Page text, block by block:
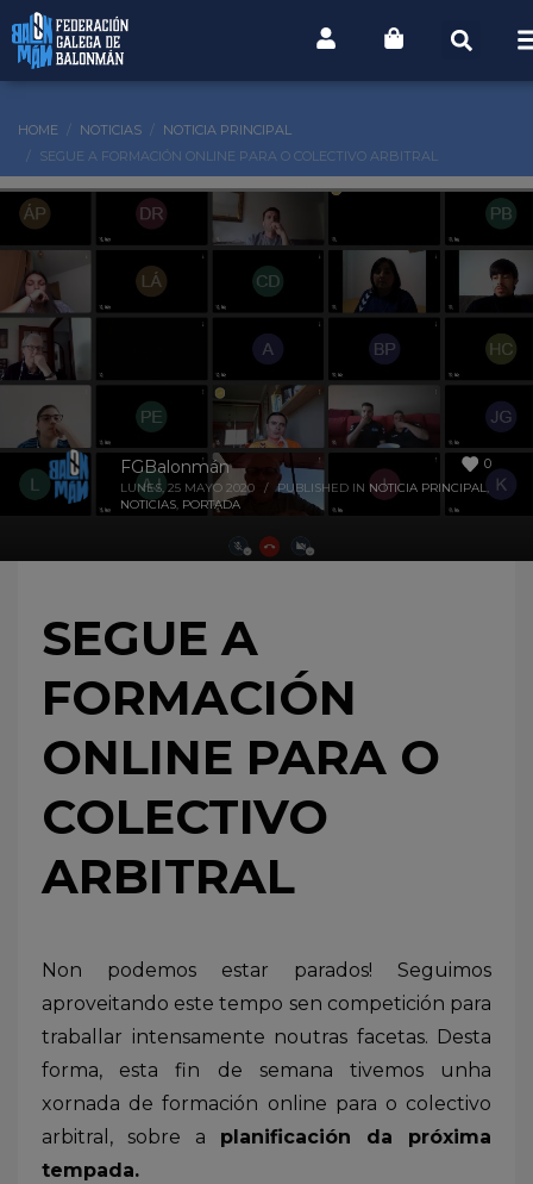
HOME NOTICIAS
NOTICIA PRINCIPAL
SEGUE A FORMACIÓN ONLINE PARA O COLECTIVO ARBITRAL
0
FGBalonmán
LUNES, 25 MAYO 2020 / PUBLISHED IN NOTICIA PRINCIPAL,
NOTICIAS, PORTADA
SEGUE A
FORMACIÓN
ONLINE PARA O
COLECTIVO
ARBITRAL
Non podemos estar parados! Seguimos
aproveitando este tempo sen competición para
traballar intensamente noutras facetas. Desta
forma, esta fin de semana tivemos unha
xornada de formación online para o colectivo
arbitral, sobre a planificación da próxima
tempada.